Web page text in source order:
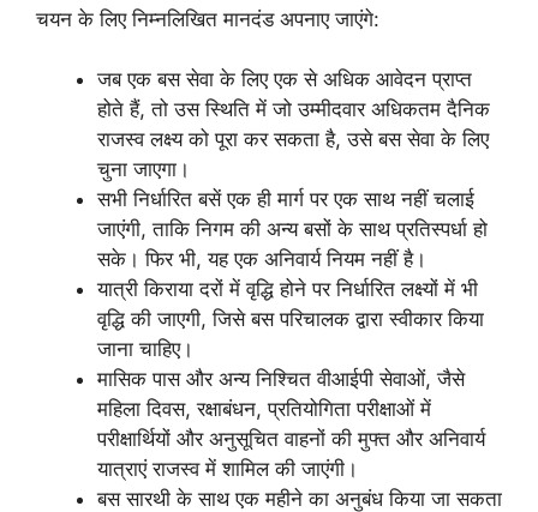
चयन के लिए निम्नलिखित मानदंड अपनाए जाएंगे:
जब एक बस सेवा के लिए एक से अधिक आवेदन प्राप्त
होते हैं, तो उस स्थिति में जो उम्मीदवार अधिकतम दैनिक
राजस्व लक्ष्य को पूरा कर सकता है, उसे बस सेवा के लिए
चुना जाएगा।
सभी निर्धारित बसें एक ही मार्ग पर एक साथ नहीं चलाई
जाएंगी, ताकि निगम की अन्य बसों के साथ प्रतिस्पर्धा हो
सके। फिर भी, यह एक अनिवार्य नियम नहीं है।
यात्री किराया दरों में वृद्धि होने पर निर्धारित लक्ष्यों में भी
वृद्धि की जाएगी, जिसे बस परिचालक द्वारा स्वीकार किया
जाना चाहिए।
मासिक पास और अन्य निश्चित वीआईपी सेवाओं, जैसे
महिला दिवस, रक्षाबंधन, प्रतियोगिता परीक्षाओं में
परीक्षार्थियों और अनुसूचित वाहनों की मुफ्त और अनिवार्य
यात्राएं राजस्व में शामिल की जाएंगी।
बस सारथी के साथ एक महीने का अनुबंध किया जा सकता